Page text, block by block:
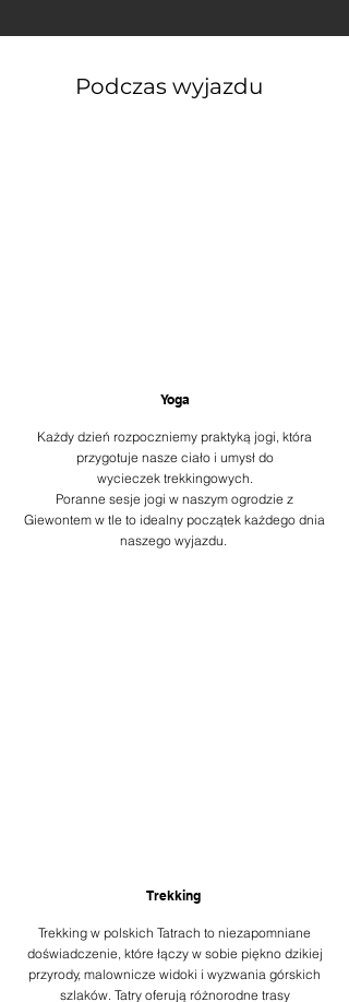
Podczas wyjazdu
Yoga
Każdy dzień rozpoczniemy praktyką jogi, która
przygotuje nasze ciało i umysł do
wycieczek trekkingowych.
Poranne sesje jogi w naszym ogrodzie z
Giewontem w tle to idealny początek każdego dnia
naszego wyjazdu.
Trekking
Trekking w polskich Tatrach to niezapomniane
doświadczenie, które łączy w sobie piękno dzikiej
przyrody, malownicze widoki i wyzwania górskich
szlaków. Tatry oferują różnorodne trasy